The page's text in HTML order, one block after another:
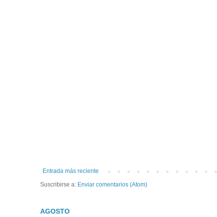
Entrada más reciente
Suscribirse a: Enviar comentarios (Atom)
AGOSTO